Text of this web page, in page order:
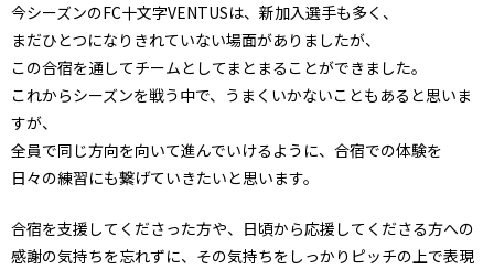
今シーズンのFC十文字VENTUSは、新加入選手も多く、
まだひとつになりきれていない場面がありましたが、
この合宿を通してチームとしてまとまることができました。
これからシーズンを戦う中で、うまくいかないこともあると思いま
すが、
全員で同じ方向を向いて進んでいけるように、合宿での体験を
日々の練習にも繋げていきたいと思います。
合宿を支援してくださった方や、日頃から応援してくださる方への
感謝の気持ちを忘れずに、その気持ちをしっかりピッチの上で表現